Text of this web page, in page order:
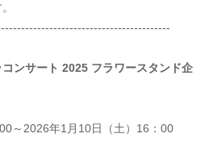
ンサート 2025 フラワースタンド企
00～2026年1月10日（土）16： 00